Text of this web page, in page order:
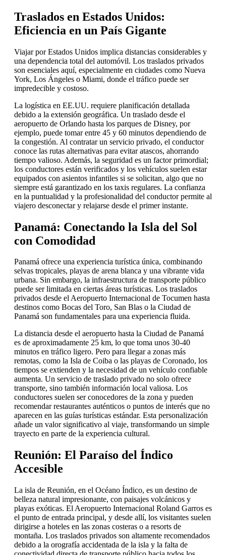
Traslados en Estados Unidos:
Eficiencia en un País Gigante
Viajar por Estados Unidos implica distancias considerables y
una dependencia total del automóvil. Los traslados privados
son esenciales aquí, especialmente en ciudades como Nueva
York, Los Ángeles o Miami, donde el tráfico puede ser
impredecible y costoso.
La logística en EE.UU. requiere planificación detallada
debido a la extensión geográfica. Un traslado desde el
aeropuerto de Orlando hasta los parques de Disney, por
ejemplo, puede tomar entre 45 y 60 minutos dependiendo de
la congestión. Al contratar un servicio privado, el conductor
conoce las rutas alternativas para evitar atascos, ahorrando
tiempo valioso. Además, la seguridad es un factor primordial;
los conductores están verificados y los vehículos suelen estar
equipados con asientos infantiles si se solicitan, algo que no
siempre está garantizado en los taxis regulares. La confianza
en la puntualidad y la profesionalidad del conductor permite al
viajero desconectar y relajarse desde el primer instante.
Panamá: Conectando la Isla del Sol
con Comodidad
Panamá ofrece una experiencia turística única, combinando
selvas tropicales, playas de arena blanca y una vibrante vida
urbana. Sin embargo, la infraestructura de transporte público
puede ser limitada en ciertas áreas turísticas. Los traslados
privados desde el Aeropuerto Internacional de Tocumen hasta
destinos como Bocas del Toro, San Blas o la Ciudad de
Panamá son fundamentales para una experiencia fluida.
La distancia desde el aeropuerto hasta la Ciudad de Panamá
es de aproximadamente 25 km, lo que toma unos 30-40
minutos en tráfico ligero. Pero para llegar a zonas más
remotas, como la Isla de Coiba o las playas de Coronado, los
tiempos se extienden y la necesidad de un vehículo confiable
aumenta. Un servicio de traslado privado no solo ofrece
transporte, sino también información local valiosa. Los
conductores suelen ser conocedores de la zona y pueden
recomendar restaurantes auténticos o puntos de interés que no
aparecen en las guías turísticas estándar. Esta personalización
añade un valor significativo al viaje, transformando un simple
trayecto en parte de la experiencia cultural.
Reunión: El Paraíso del Índico
Accesible
La isla de Reunión, en el Océano Índico, es un destino de
belleza natural impresionante, con paisajes volcánicos y
playas exóticas. El Aeropuerto Internacional Roland Garros es
el punto de entrada principal, y desde allí, los visitantes suelen
dirigirse a hoteles en las zonas costeras o a resorts de
montaña. Los traslados privados son altamente recomendados
debido a la orografía accidentada de la isla y la falta de